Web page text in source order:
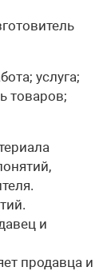
услуга;
товаров;
и
продавца и